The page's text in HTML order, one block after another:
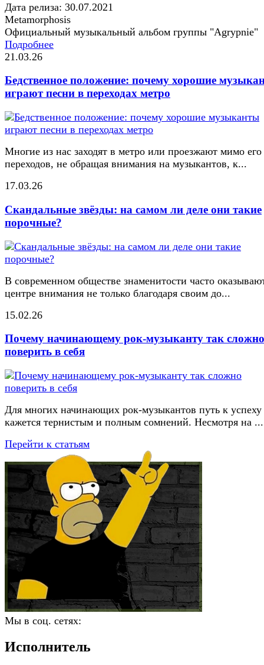
Дата релиза: 30.07.2021
Metamorphosis
Официальный музыкальный альбом группы "Agrypnie"
Подробнее
21.03.26
Бедственное положение: почему хорошие
играют песни в переходах метро
Многие из нас заходят в метро или проезжают мимо его
переходов, не обращая внимания на музыкантов, к...
17.03.26
Скандальные звёзды: на самом ли деле они такие
порочные?
В современном обществе знаменитости часто
центре внимания не только благодаря своим до...
15.02.26
Почему начинающему рок-музыканту так сложно
поверить в себя
Для многих начинающих рок-музыкантов путь к успеху
кажется тернистым и полным сомнений. Несмотря на ...
Перейти к статьям
Мы в соц. сетях:
Исполнитель